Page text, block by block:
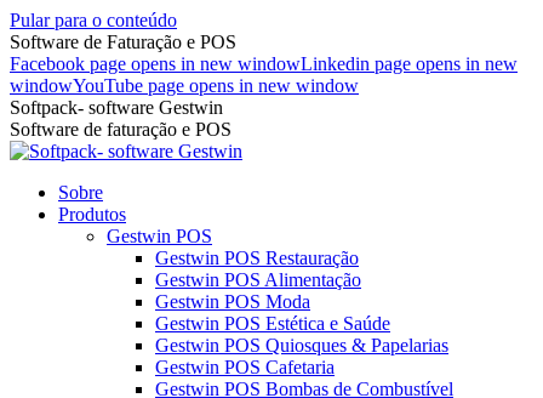
Pular para o conteúdo
Software de Faturação e POS
Facebook page opens in new windowLinkedin page opens in new
windowYouTube page opens in new window
Softpack- software Gestwin
Software de faturação e POS
Sobre
Produtos
Gestwin POS
Gestwin POS Restauração
Gestwin POS Alimentação
Gestwin POS Moda
Gestwin POS Estética e Saúde
Gestwin POS Quiosques & Papelarias
Gestwin POS Cafetaria
Gestwin POS Bombas de Combustível